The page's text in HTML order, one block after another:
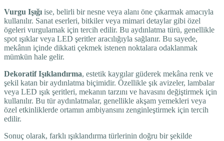
Vurgu Işığı ise, belirli bir nesne veya alanı öne çıkarmak amacıyla
kullanılır. Sanat eserleri, bitkiler veya mimari detaylar gibi özel
ögeleri vurgulamak için tercih edilir. Bu aydınlatma türü, genellikle
spot ışıklar veya LED şeritler aracılığıyla sağlanır. Bu sayede,
mekânın içinde dikkati çekmek istenen noktalara odaklanmak
mümkün hale gelir.
Dekoratif Işıklandırma, estetik kaygılar güderek mekâna renk ve
şekil katan bir aydınlatma biçimidir. Özellikle şık avizeler, lambalar
veya LED ışık şeritleri, mekanın tarzını ve havasını değiştirmek için
kullanılır. Bu tür aydınlatmalar, genellikle akşam yemekleri veya
özel etkinliklerde ortamın ambiyansını zenginleştirmek için tercih
edilir.
Sonuç olarak, farklı ışıklandırma türlerinin doğru bir şekilde